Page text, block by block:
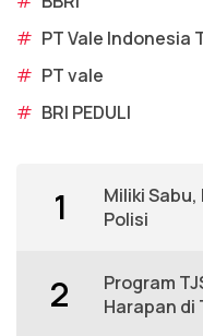
# PT Vale Indonesia
# PT vale
# BRI PEDULI
1
Miliki
Polisi
2
Program
Harapan di